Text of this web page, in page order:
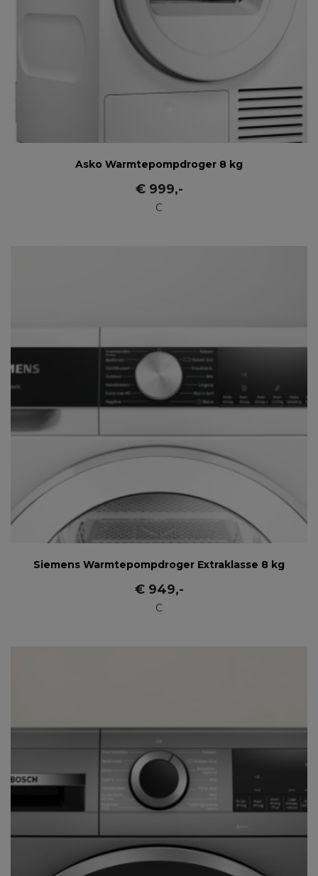
Asko Warmtepompdroger 8 kg
€999,-
C
Siemens Warmtepompdroger Extraklasse 8 kg
€949,-
C